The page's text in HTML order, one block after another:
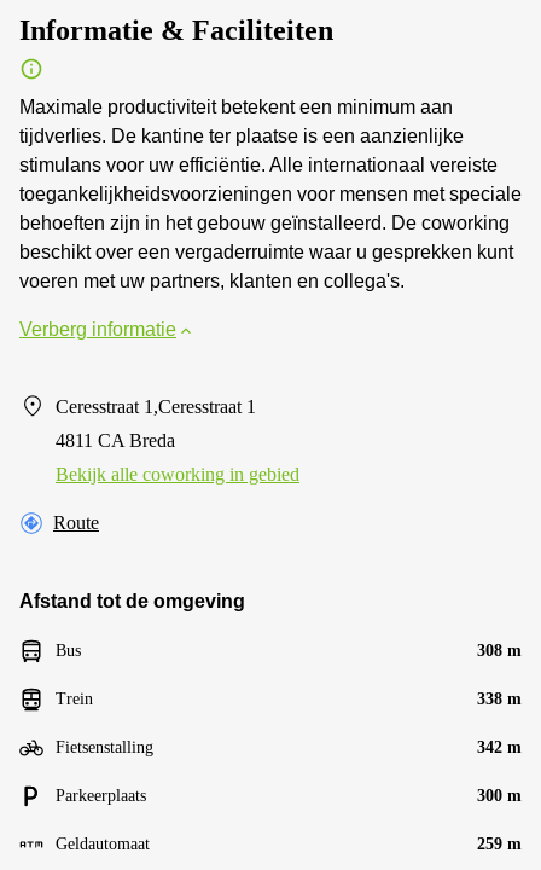
Informatie & Faciliteiten
Maximale productiviteit betekent een minimum aan
tijdverlies. De kantine ter plaatse is een aanzienlijke
stimulans voor uw efficiëntie. Alle internationaal vereiste
toegankelijkheidsvoorzieningen voor mensen met speciale
behoeften zijn in het gebouw geïnstalleerd. De coworking
beschikt over een vergaderruimte waar u gesprekken kunt
voeren met uw partners, klanten en collega's.
Verberg informatie
Ceresstraat 1,Ceresstraat 1
4811 CA Breda
Bekijk alle сoworking in gebied
Route
Afstand tot de omgeving
Bus 308 m
Trein 338 m
Fietsenstalling 342 m
Parkeerplaats 300 m
Geldautomaat 259 m